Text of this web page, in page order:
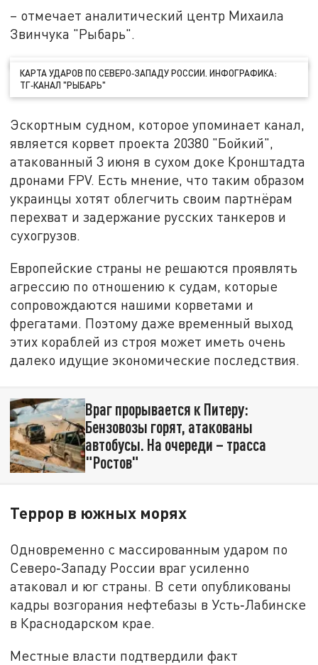
– отмечает аналитический центр Михаила
Звинчука "Рыбарь".
КАРТА УДАРОВ ПО СЕВЕРО‑ЗАПАДУ РОССИИ. ИНФОГРАФИКА:
ТГ‑КАНАЛ "РЫБАРЬ"
Эскортным судном, которое упоминает канал,
является корвет проекта 20380 "Бойкий",
атакованный 3 июня в сухом доке Кронштадта
дронами FPV. Есть мнение, что таким образом
украинцы хотят облегчить своим партнёрам
перехват и задержание русских танкеров и
сухогрузов.
Европейские страны не решаются проявлять
агрессию по отношению к судам, которые
сопровождаются нашими корветами и
фрегатами. Поэтому даже временный выход
этих кораблей из строя может иметь очень
далеко идущие экономические последствия.
Враг прорывается к Питеру:
Бензовозы горят, атакованы
автобусы. На очереди – трасса
"Ростов"
Террор в южных морях
Одновременно с массированным ударом по
Северо‑Западу России враг усиленно
атаковал и юг страны. В сети опубликованы
кадры возгорания нефтебазы в Усть‑Лабинске
в Краснодарском крае.
Местные власти подтвердили факт